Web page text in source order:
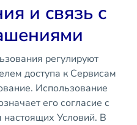
и связь с
регулируют
доступа к Сервисам
Использование
его согласие с
Условий. В